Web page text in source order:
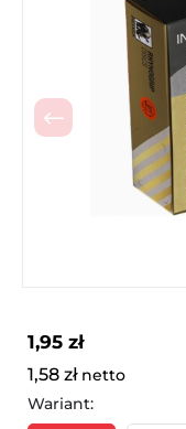
Poprzedni
1,95 zł
1,58 zł netto
Wariant: